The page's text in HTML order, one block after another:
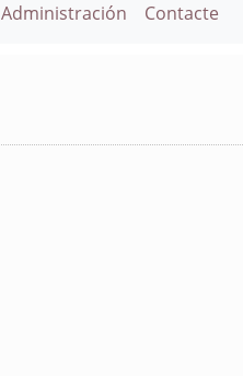
Administración Contacte